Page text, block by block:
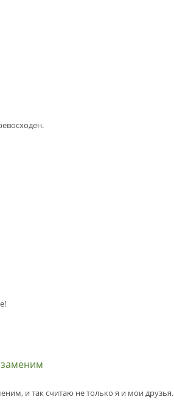
и так считаю не только я и мои друзья.